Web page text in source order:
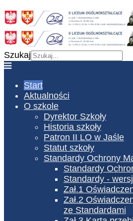
Szukaj
Start
Aktualności
O szkole
Dyrektor Szkoły
Historia szkoły
Patron II LO w Jaśle
Statut szkoły
Standardy Ochrony
Standardy
Standardy -
Zał.1
Zał.2
ze Standardami